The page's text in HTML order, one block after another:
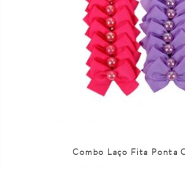
Combo Laço Fita Ponta